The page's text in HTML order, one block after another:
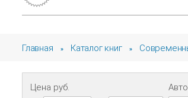
Главная » Каталог книг »
Цена руб.